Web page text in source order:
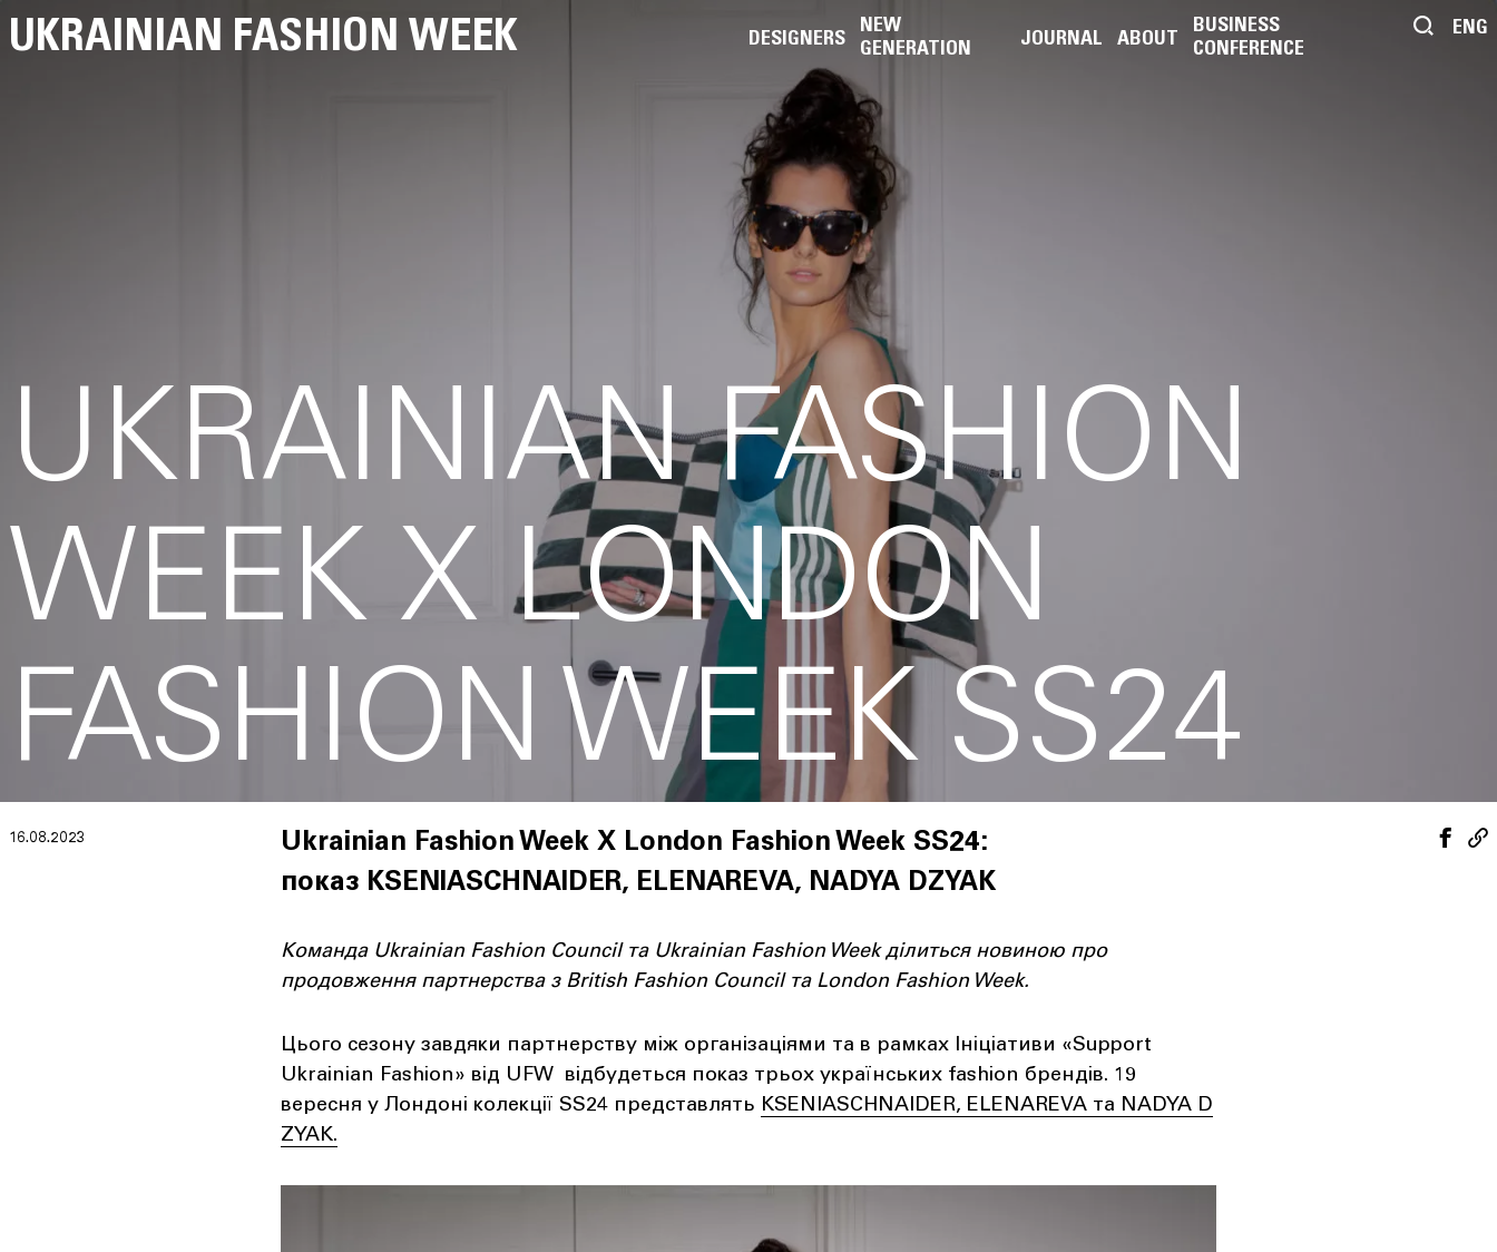
UKRAINIAN FASHION WEEK ENG
DESIGNERS
NEW
GENERATION
JOURNAL ABOUT
BUSINESS
CONFERENCE
UKRAINIAN FASHION
WEEK X LONDON
FASHION WEEK SS24
16.08.2023
Ukrainian Fashion Week X London Fashion Week SS24:
показ KSENIASCHNAIDER, ELENAREVA, NADYA DZYAK
Команда Ukrainian Fashion Council та Ukrainian Fashion Week ділиться новиною про
продовження партнерства з British Fashion Council та London Fashion Week.
Цього сезону завдяки партнерству між організаціями та в рамках Ініціативи «Support
Ukrainian Fashion» від UFW відбудеться показ трьох українських fashion брендів. 19
вересня у Лондоні колекції SS24 представлять KSENIASCHNAIDER, ELENAREVA та NADYA D
ZYAK.